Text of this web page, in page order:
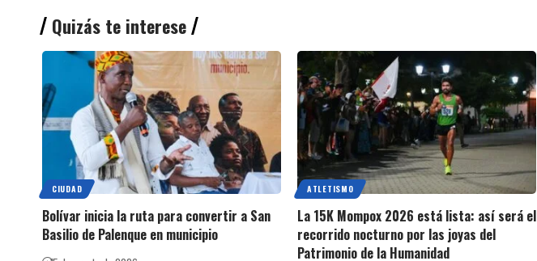
Quizás te interese
CIUDAD
Bolívar inicia la ruta para convertir a San
Basilio de Palenque en municipio
ATLETISMO
La 15K Mompox 2026 está lista: así será el
recorrido nocturno por las joyas del
Patrimonio de la Humanidad